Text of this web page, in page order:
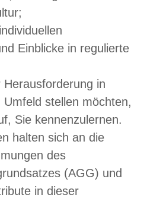
Einblicke in regulierte
in
stellen möchten,
Sie kennenzulernen.
halten sich an die
des
(AGG) und
in dieser